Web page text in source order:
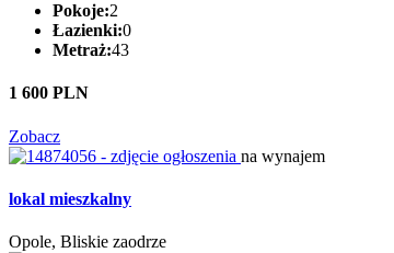
Pokoje:2
Łazienki:0
Metraż:43
1 600 PLN
Zobacz
na wynajem
lokal mieszkalny
Opole, Bliskie zaodrze